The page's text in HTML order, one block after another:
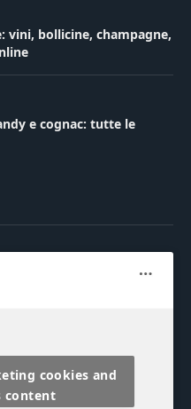
vini, bollicine, champagne,
e cognac: tutte le
cookies and
content